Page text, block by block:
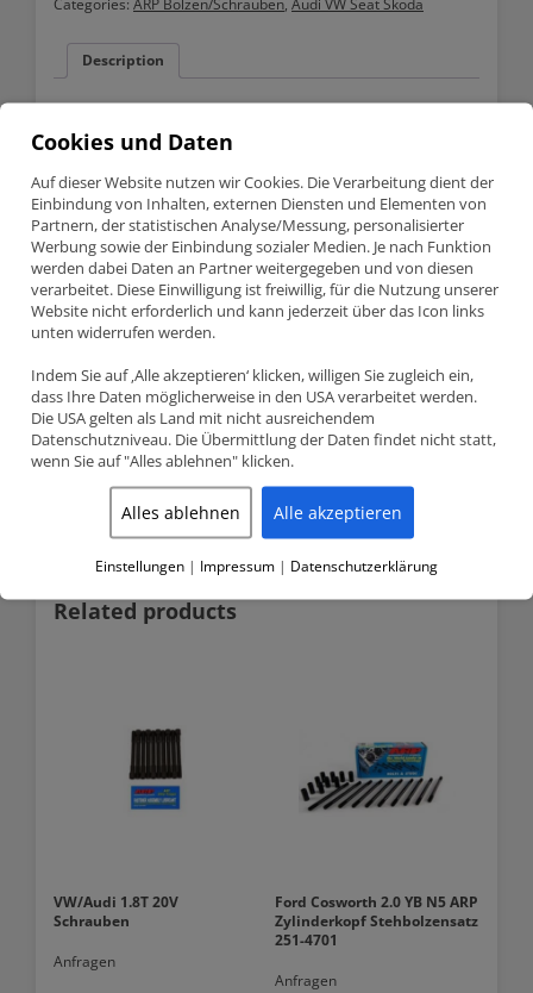
Categories: ARP Bolzen/Schrauben, Audi VW Seat Skoda
Description
Description
Passend für VW/Audi 2.0 16V TFSI
Lieferumfang
10 Stk Stehbolzen
10 Stk Unterlegscheibe
10 Stk Muttern
ARP Paste
ARP ist ein Hersteller von Verbindungselementen/Bolzen für
Motoren und Antriebsstränge, OEM Ersatzeile werden zu
spezial Hardware für den Rennsport
ARP ist weltweit führend in der Befestigungstechnik
Related products
VW/Audi 1.8T 20V
Schrauben
Anfragen
Ford Cosworth 2.0 YB N5 ARP
Zylinderkopf Stehbolzensatz
251-4701
Anfragen
Cookies und Daten
Auf dieser Website nutzen wir Cookies. Die Verarbeitung dient der
Einbindung von Inhalten, externen Diensten und Elementen von
Partnern, der statistischen Analyse/Messung, personalisierter
Werbung sowie der Einbindung sozialer Medien. Je nach Funktion
werden dabei Daten an Partner weitergegeben und von diesen
verarbeitet. Diese Einwilligung ist freiwillig, für die Nutzung unserer
Website nicht erforderlich und kann jederzeit über das Icon links
unten widerrufen werden.
Indem Sie auf ‚Alle akzeptieren‘ klicken, willigen Sie zugleich ein,
dass Ihre Daten möglicherweise in den USA verarbeitet werden.
Die USA gelten als Land mit nicht ausreichendem
Datenschutzniveau. Die Übermittlung der Daten findet nicht statt,
wenn Sie auf "Alles ablehnen" klicken.
Alles ablehnen Alle akzeptieren
Einstellungen | Impressum | Datenschutzerklärung